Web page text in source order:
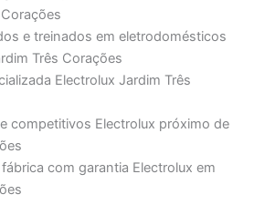
e treinados em eletrodomésticos
Três Corações
Electrolux Jardim Três
competitivos Electrolux próximo de
com garantia Electrolux em